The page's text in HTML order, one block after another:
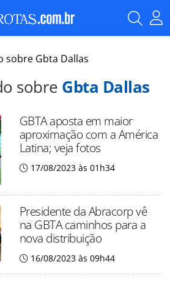
sobre Gbta Dallas
sobre Gbta Dallas
GBTA aposta em maior
aproximação com a América
Latina; veja fotos
17/08/2023 às 01h34
Presidente da Abracorp vê
na GBTA caminhos para a
nova distribuição
16/08/2023 às 09h44